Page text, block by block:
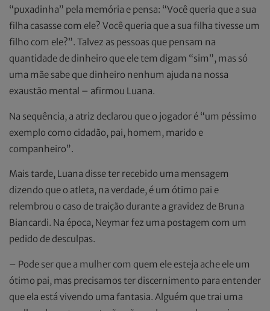
“puxadinha” pela memória e pensa: “Você queria que a sua
filha casasse com ele? Você queria que a sua filha tivesse um
filho com ele?”. Talvez as pessoas que pensam na
quantidade de dinheiro que ele tem digam “sim”, mas só
uma mãe sabe que dinheiro nenhum ajuda na nossa
exaustão mental – afirmou Luana.
Na sequência, a atriz declarou que o jogador é “um péssimo
exemplo como cidadão, pai, homem, marido e
companheiro”.
Mais tarde, Luana disse ter recebido uma mensagem
dizendo que o atleta, na verdade, é um ótimo pai e
relembrou o caso de traição durante a gravidez de Bruna
Biancardi. Na época, Neymar fez uma postagem com um
pedido de desculpas.
– Pode ser que a mulher com quem ele esteja ache ele um
ótimo pai, mas precisamos ter discernimento para entender
que ela está vivendo uma fantasia. Alguém que trai uma